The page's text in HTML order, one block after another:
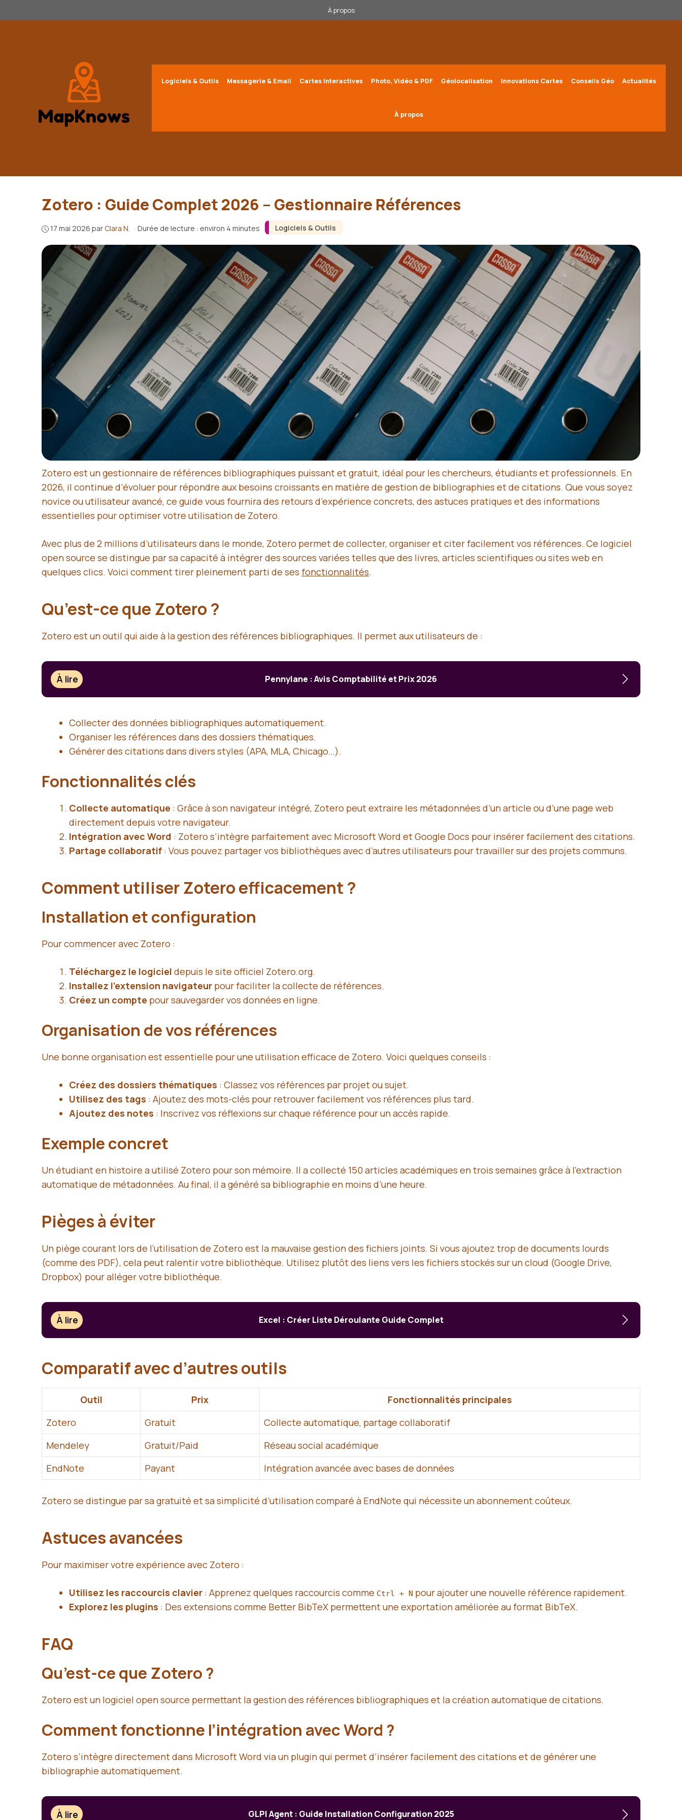
au
À propos
Logiciels & Outils Messagerie & Email Cartes Interactives Photo, Vidéo & PDF Géolocalisation Innovations Cartes Conseils Géo Actualités
À propos
Logiciels & Outils
Zotero : Guide Complet 2026 – Gestionnaire Références
17 mai 2026 par Clara N. · Durée de lecture : environ 4 minutes
Zotero est un gestionnaire de références bibliographiques puissant et gratuit, idéal pour les chercheurs, étudiants et professionnels. En
2026, il continue d’évoluer pour répondre aux besoins croissants en matière de gestion de bibliographies et de citations. Que vous soyez
novice ou utilisateur avancé, ce guide vous fournira des retours d’expérience concrets, des astuces pratiques et des informations
essentielles pour optimiser votre utilisation de Zotero.
Avec plus de 2 millions d’utilisateurs dans le monde, Zotero permet de collecter, organiser et citer facilement vos références. Ce logiciel
open source se distingue par sa capacité à intégrer des sources variées telles que des livres, articles scientifiques ou sites web en
quelques clics. Voici comment tirer pleinement parti de ses fonctionnalités.
Qu’est-ce que Zotero ?
Zotero est un outil qui aide à la gestion des références bibliographiques. Il permet aux utilisateurs de :
À lire Pennylane : Avis Comptabilité et Prix 2026
Collecter des données bibliographiques automatiquement.
Organiser les références dans des dossiers thématiques.
Générer des citations dans divers styles (APA, MLA, Chicago…).
Fonctionnalités clés
Collecte automatique : Grâce à son navigateur intégré, Zotero peut extraire les métadonnées d’un article ou d’une page web
directement depuis votre navigateur.
Intégration avec Word : Zotero s’intègre parfaitement avec Microsoft Word et Google Docs pour insérer facilement des citations.
Partage collaboratif : Vous pouvez partager vos bibliothèques avec d’autres utilisateurs pour travailler sur des projets communs.
Comment utiliser Zotero efficacement ?
Installation et configuration
Pour commencer avec Zotero :
Téléchargez le logiciel depuis le site officiel Zotero.org.
Installez l’extension navigateur pour faciliter la collecte de références.
Créez un compte pour sauvegarder vos données en ligne.
Organisation de vos références
Une bonne organisation est essentielle pour une utilisation efficace de Zotero. Voici quelques conseils :
Créez des dossiers thématiques : Classez vos références par projet ou sujet.
Utilisez des tags : Ajoutez des mots-clés pour retrouver facilement vos références plus tard.
Ajoutez des notes : Inscrivez vos réflexions sur chaque référence pour un accès rapide.
Exemple concret
Un étudiant en histoire a utilisé Zotero pour son mémoire. Il a collecté 150 articles académiques en trois semaines grâce à l’extraction
automatique de métadonnées. Au final, il a généré sa bibliographie en moins d’une heure.
Pièges à éviter
Un piège courant lors de l’utilisation de Zotero est la mauvaise gestion des fichiers joints. Si vous ajoutez trop de documents lourds
(comme des PDF), cela peut ralentir votre bibliothèque. Utilisez plutôt des liens vers les fichiers stockés sur un cloud (Google Drive,
Dropbox) pour alléger votre bibliothèque.
À lire Excel : Créer Liste Déroulante Guide Complet
Comparatif avec d’autres outils
Outil Prix
Fonctionnalités principales
Zotero
Gratuit
Collecte automatique, partage collaboratif
Mendeley
Gratuit/Paid
Réseau social académique
EndNote
Payant Intégration avancée avec bases de données
Zotero se distingue par sa gratuité et sa simplicité d’utilisation comparé à EndNote qui nécessite un abonnement coûteux.
Astuces avancées
Pour maximiser votre expérience avec Zotero :
Utilisez les raccourcis clavier : Apprenez quelques raccourcis comme Ctrl + N pour ajouter une nouvelle référence rapidement.
Explorez les plugins : Des extensions comme Better BibTeX permettent une exportation améliorée au format BibTeX.
FAQ
Qu’est-ce que Zotero ?
Zotero est un logiciel open source permettant la gestion des références bibliographiques et la création automatique de citations.
Comment fonctionne l’intégration avec Word ?
Zotero s’intègre directement dans Microsoft Word via un plugin qui permet d’insérer facilement des citations et de générer une
bibliographie automatiquement.
À lire GLPI Agent : Guide Installation Configuration 2025